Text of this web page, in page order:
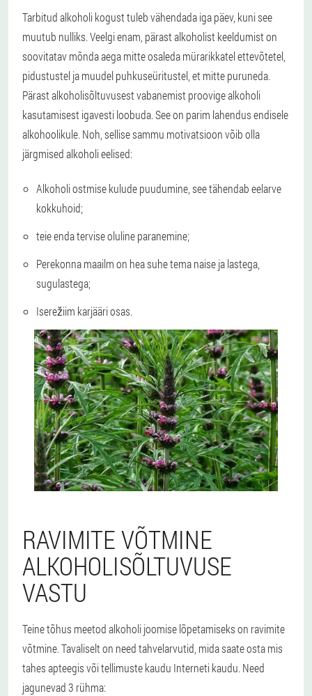
Tarbitud alkoholi kogust tuleb vähendada iga päev, kuni see
muutub nulliks. Veelgi enam, pärast alkoholist keeldumist on
soovitatav mõnda aega mitte osaleda mürarikkatel ettevõtetel,
pidustustel ja muudel puhkuseüritustel, et mitte puruneda.
Pärast alkoholisõltuvusest vabanemist proovige alkoholi
kasutamisest igavesti loobuda. See on parim lahendus endisele
alkohoolikule. Noh, sellise sammu motivatsioon võib olla
järgmised alkoholi eelised:
Alkoholi ostmise kulude puudumine, see tähendab eelarve
kokkuhoid;
teie enda tervise oluline paranemine;
Perekonna maailm on hea suhe tema naise ja lastega,
sugulastega;
Iserežiim karjääri osas.
RAVIMITE VÕTMINE
ALKOHOLISÕLTUVUSE
VASTU
Teine tõhus meetod alkoholi joomise lõpetamiseks on ravimite
võtmine. Tavaliselt on need tahvelarvutid, mida saate osta mis
tahes apteegis või tellimuste kaudu Interneti kaudu. Need
jagunevad 3 rühma: